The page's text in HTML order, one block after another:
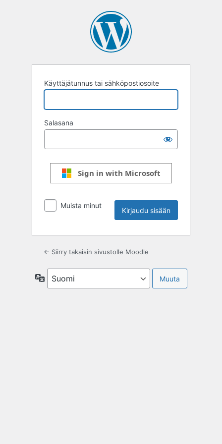
Käyttäjätunnus tai sähköpostiosoite
Salasana
Sign in with Microsoft
Muista minut
← Siirry takaisin sivustolle Moodle
Kieli